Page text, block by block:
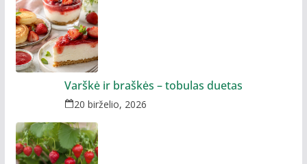
Varškė ir braškės – tobulas duetas
20 birželio, 2026